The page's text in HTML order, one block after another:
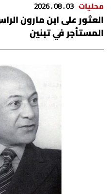
شروط الإشتراك
محليات 03 . 08 . 2026
العثور على ابن مارون
المستأجر في تبنين